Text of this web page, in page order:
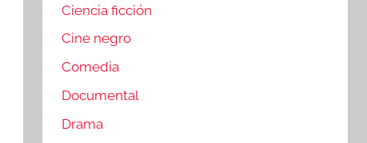
Ciencia ficción
Cine negro
Comedia
Documental
Drama